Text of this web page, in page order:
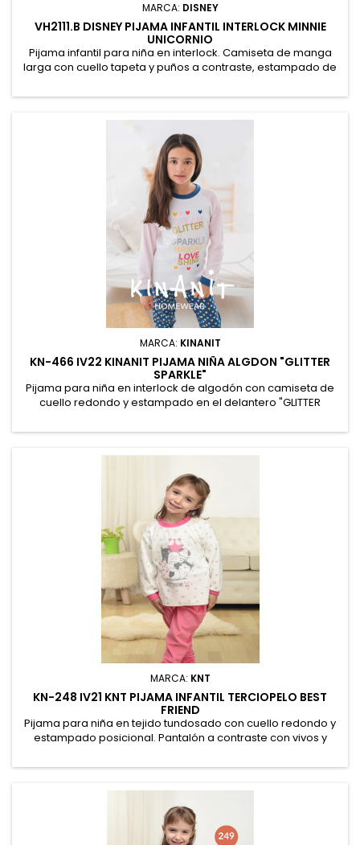
MARCA: DISNEY
VH2111.B DISNEY PIJAMA INFANTIL INTERLOCK MINNIE
UNICORNIO
Pijama infantil para niña en interlock. Camiseta de manga
larga con cuello tapeta y puños a contraste, estampado de
liso con puños a contraste. Presentación en caja
MARCA: KINANIT
KN-466 IV22 KINANIT PIJAMA NIÑA ALGDON "GLITTER
SPARKLE"
Pijama para niña en interlock de algodón con camiseta de
cuello redondo y estampado en el delantero "GLITTER
estampado de corazones. Presentación en caja con
MARCA: KNT
KN-248 IV21 KNT PIJAMA INFANTIL TERCIOPELO BEST
FRIEND
Pijama para niña en tejido tundosado con cuello redondo y
estampado posicional. Pantalón a contraste con vivos y